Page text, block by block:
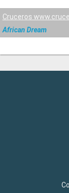
Cruceros
African Dream